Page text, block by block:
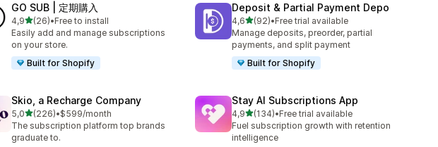
GO SUB | 定期購入
4,9de 5 estrelas
(26)
26 total de avaliações
•Free to install
Easily add and manage subscriptions
on your store.
Built for Shopify
Deposit & Partial Payment Depo
4,6de 5 estrelas
(92)
92 total de avaliações
•Free trial available
Manage deposits, preorder, partial
payments, and split payment
Built for Shopify
Skio, a Recharge Company
5,0de 5 estrelas
(226)
226 total de avaliações
•$599/month
The subscription platform top brands
graduate to.
Stay AI Subscriptions App
4,9de 5 estrelas
(134)
134 total de avaliações
•Free trial available
Fuel subscription growth with retention
intelligence